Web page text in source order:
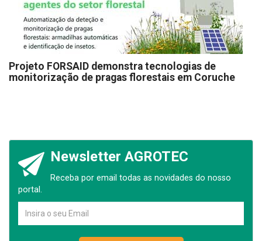
Projeto FORSAID demonstra tecnologias de
monitorização de pragas florestais em Coruche
Newsletter AGROTEC
Receba por email todas as novidades do nosso
portal.